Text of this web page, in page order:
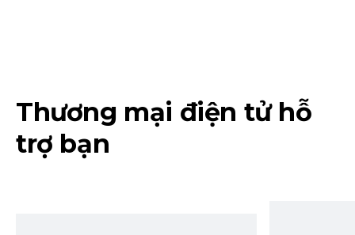
Thương mại điện tử hỗ
trợ bạn